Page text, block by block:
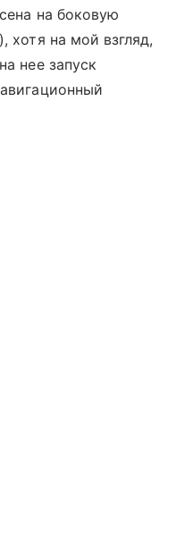
на боковую
хотя на мой взгляд,
нее запуск